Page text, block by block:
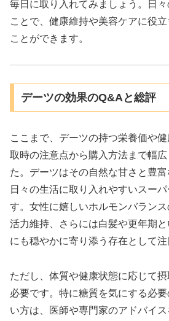
毎日に取り入れてみましょう。日
ことで、健康維持や美容ケアに役
ことができます。
デーツの効果のQ&Aと総評
ここまで、デーツの持つ栄養価や
取時の注意点から購入方法まで幅
た。デーツはその自然な甘さと豊富
日々の生活に取り入れやすいスー
す。女性に嬉しいホルモンバラン
活力維持、さらには白髪や更年期
にも穏やかに寄り添う存在として注
ただし、体質や健康状態に応じて
必要です。特に糖質を気にする必
い方は、医師や専門家のアドバイ